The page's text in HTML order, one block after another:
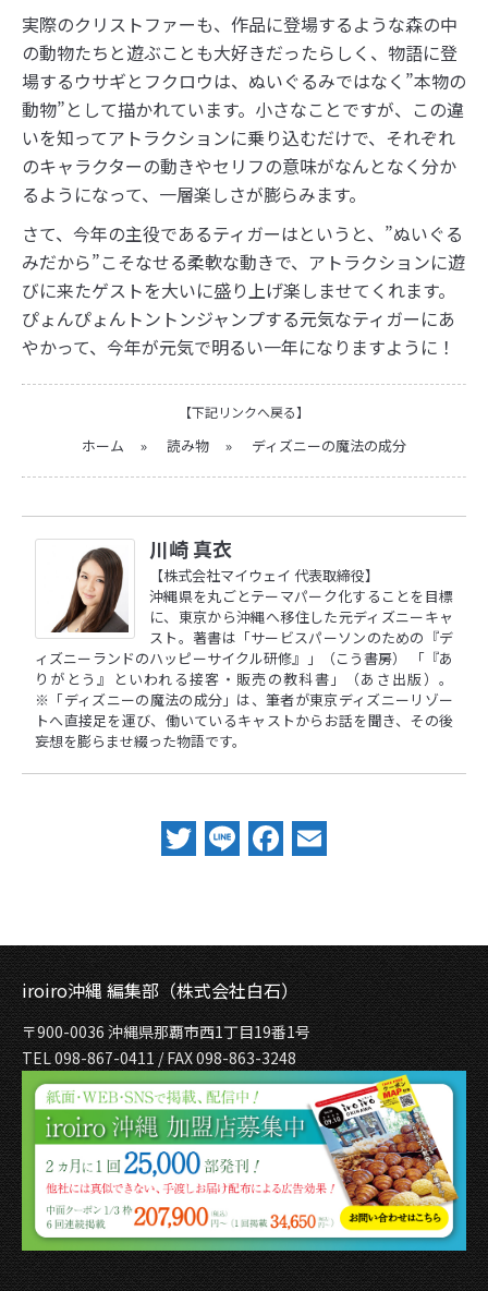
実際のクリストファーも、作品に登場するような森の中
の動物たちと遊ぶことも大好きだったらしく、物語に登
場するウサギとフクロウは、ぬいぐるみではなく”本物の
動物”として描かれています。小さなことですが、この違
いを知ってアトラクションに乗り込むだけで、それぞれ
のキャラクターの動きやセリフの意味がなんとなく分か
るようになって、一層楽しさが膨らみます。
さて、今年の主役であるティガーはというと、”ぬいぐる
みだから”こそなせる柔軟な動きで、アトラクションに遊
びに来たゲストを大いに盛り上げ楽しませてくれます。
ぴょんぴょんトントンジャンプする元気なティガーにあ
やかって、今年が元気で明るい一年になりますように！
【下記リンクへ戻る】
ホーム » 読み物 » ディズニーの魔法の成分
川崎 真衣
【株式会社マイウェイ 代表取締役】
沖縄県を丸ごとテーマパーク化することを目標
に、東京から沖縄へ移住した元ディズニーキャ
スト。著書は「サービスパーソンのための『デ
ィズニーランドのハッピーサイクル研修』」（こう書房） 「『あ
りがとう』といわれる接客・販売の教科書」（あさ出版）。
※「ディズニーの魔法の成分」は、筆者が東京ディズニーリゾー
トへ直接足を運び、働いているキャストからお話を聞き、その後
妄想を膨らませ綴った物語です。
Twitter
LineFacebook
iroiro沖縄 編集部（株式会社白石）
〒900-0036 沖縄県那覇市西1丁目19番1号
TEL 098-867-0411 / FAX 098-863-3248